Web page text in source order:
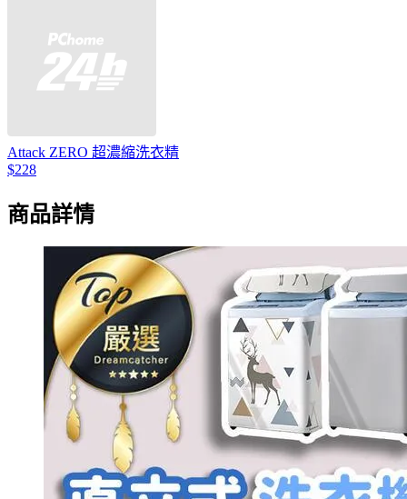
Attack ZERO 超濃縮洗衣精
$228
商品詳情